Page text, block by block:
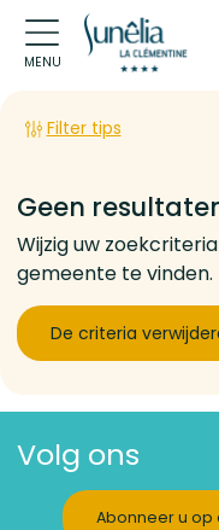
MENU
Filter tips
Geen
Wijzig uw
gemeente te vinden.
De criteria
Volg ons
Abonneer u op